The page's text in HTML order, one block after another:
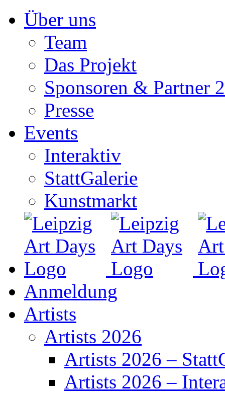
Inhalt
springenÜber uns
Team
Das Projekt
Sponsoren & Partner
Presse
Events
Interaktiv
StattGalerie
Kunstmarkt
Anmeldung
Artists
Artists 2026
Artists 2026 –
Artists 2026 –